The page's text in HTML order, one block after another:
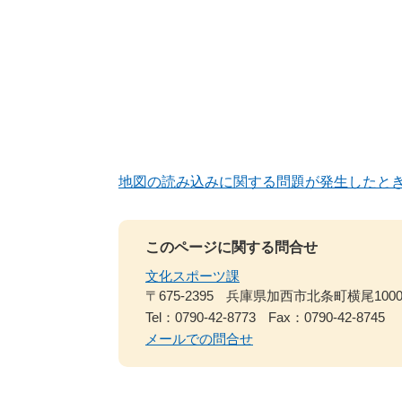
地図の読み込みに関する問題が発生したとき
このページに関する問合せ
文化スポーツ課
〒675-2395
兵庫県加西市北条町横尾
Tel：0790-42-8773
Fax：0790-42-8745
メールでの問合せ